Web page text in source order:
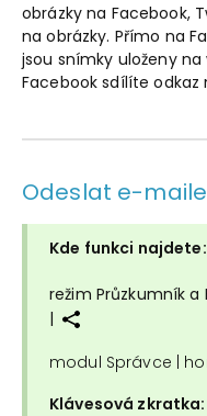
obrázky na Facebook,
na obrázky. Přímo na
jsou snímky uloženy
Facebook sdílíte odkaz
Odeslat e-
Kde funkci najdete:
režim Průzkumník
|
modul Správce |
Klávesová zkratka: